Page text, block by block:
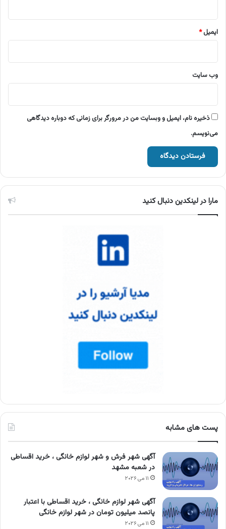
ایمیل*
وب‌ سایت
ذخیره نام، ایمیل و وبسایت من در مرورگر برای زمانی که دوباره دیدگاهی
می‌نویسم.
مارا در لینکدین دنبال کنید
پست های مشابه
آگهی شهر فرش و شهر لوازم خانگی ، خرید اقساطی
در شعبه مشهد
۱۱ می ۲۰۲۶
آگهی شهر لوازم خانگی ، خرید اقساطی با اعتبار
پانصد میلیون تومان در شهر لوازم خانگی
۱۱ می ۲۰۲۶